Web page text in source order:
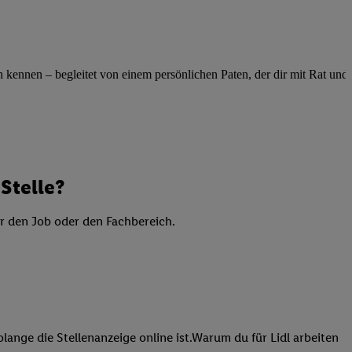
– begleitet von einem persönlichen Paten, der dir mit Rat und
Job oder den Fachbereich.
die Stellenanzeige online ist.Warum du für Lidl arbeiten
Quellen,
Analyse
Verwendung
von Profilen